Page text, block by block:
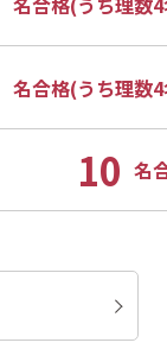
名合格(うち理数
10 名